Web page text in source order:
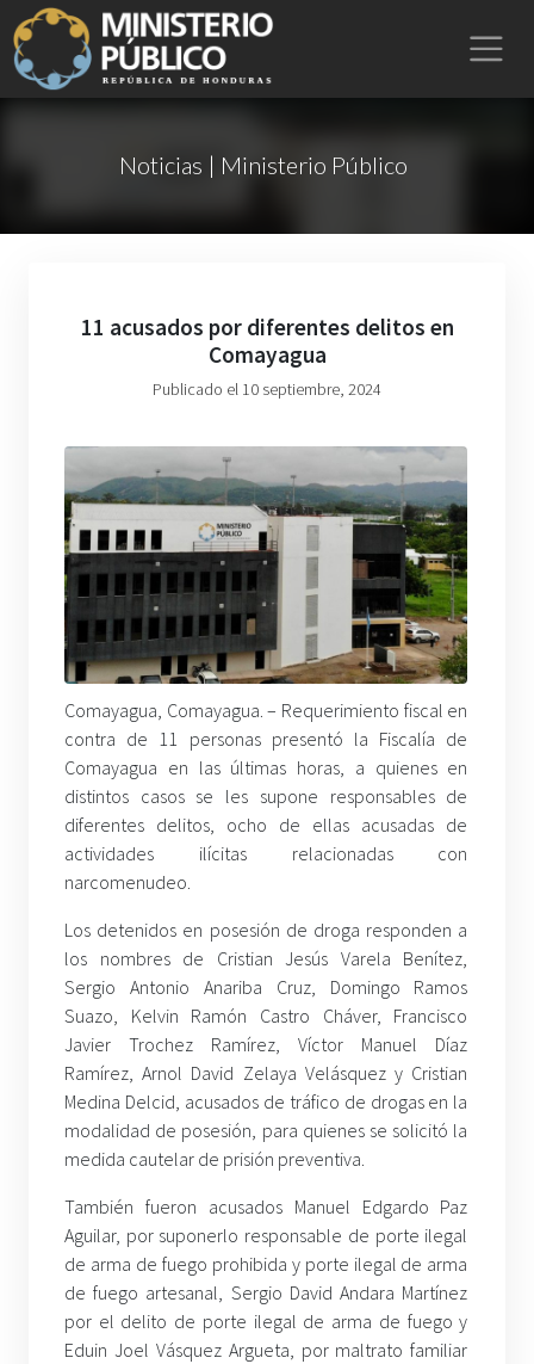
Noticias | Ministerio Público
11 acusados por diferentes delitos en
Comayagua
Publicado el 10 septiembre, 2024
Comayagua, Comayagua. – Requerimiento fiscal en
contra de 11 personas presentó la Fiscalía de
Comayagua en las últimas horas, a quienes en
distintos casos se les supone responsables de
diferentes delitos, ocho de ellas acusadas de
actividades ilícitas relacionadas con
narcomenudeo.
Los detenidos en posesión de droga responden a
los nombres de Cristian Jesús Varela Benítez,
Sergio Antonio Anariba Cruz, Domingo Ramos
Suazo, Kelvin Ramón Castro Cháver, Francisco
Javier Trochez Ramírez, Víctor Manuel Díaz
Ramírez, Arnol David Zelaya Velásquez y Cristian
Medina Delcid, acusados de tráfico de drogas en la
modalidad de posesión, para quienes se solicitó la
medida cautelar de prisión preventiva.
También fueron acusados Manuel Edgardo Paz
Aguilar, por suponerlo responsable de porte ilegal
de arma de fuego prohibida y porte ilegal de arma
de fuego artesanal, Sergio David Andara Martínez
por el delito de porte ilegal de arma de fuego y
Eduin Joel Vásquez Argueta, por maltrato familiar